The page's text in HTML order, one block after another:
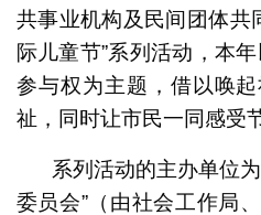
共事业机构及民间团体共
际儿童节”系列活动，本
参与权为主题，借以唤
祉，同时让市民一同感受
系列活动的主办单位
委员会”（由社会工作局